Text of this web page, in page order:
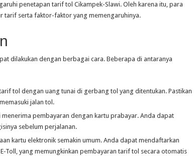
penetapan tarif tol Cikampek-Slawi. Oleh karena itu, para
tarif serta faktor-faktor yang memengaruhinya.
dilakukan dengan berbagai cara. Beberapa di antaranya
tol dengan uang tunai di gerbang tol yang ditentukan. Pastikan
jalan tol.
menerima pembayaran dengan kartu prabayar. Anda dapat
sebelum perjalanan.
kartu elektronik semakin umum. Anda dapat mendaftarkan
Toll, yang memungkinkan pembayaran tarif tol secara otomatis